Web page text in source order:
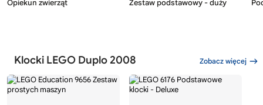
Opiekun zwierząt
Zestaw podstawowy - duży
Klocki LEGO Duplo 2008 Zobacz więcej